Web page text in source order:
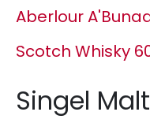
Aberlour
Scotch Whisky
Singel